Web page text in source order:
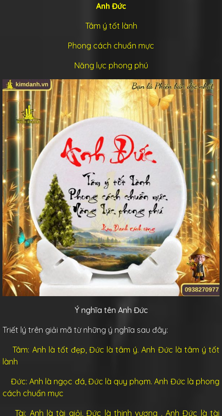
Anh Đức
Tâm ý tốt lành
Phong cách chuẩn mực
Năng lực phong phú
Ý nghĩa tên Anh Đức
Triết lý trên giải mã từ những ý nghĩa sau đây:
Tâm: Anh là tốt đẹp, Đức là tâm ý. Anh Đức là tâm ý tốt
lành
Đức: Anh là ngọc đá, Đức là quy phạm. Anh Đức là phong
cách chuẩn mực
Tài: Anh là tài giỏi, Đức là thịnh vượng . Anh Đức là tài